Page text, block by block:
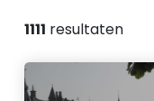
1111 resultaten